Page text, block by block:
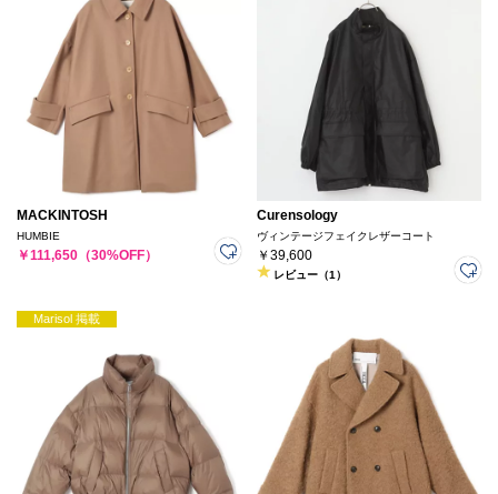
MACKINTOSH
HUMBIE
￥111,650（30%OFF）
Curensology
ヴィンテージフェイクレザーコート
￥39,600
レビュー（1）
Marisol 掲載